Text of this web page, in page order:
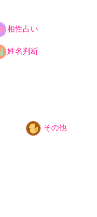
相性占い
姓名判断
その他